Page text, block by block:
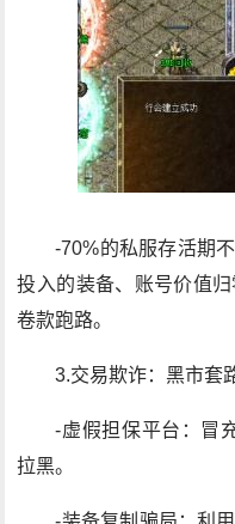
-70%的私服存活期
投入的装备、账号价值
卷款跑路。
3.交易欺诈：黑市套
-虚假担保平台：冒
拉黑。